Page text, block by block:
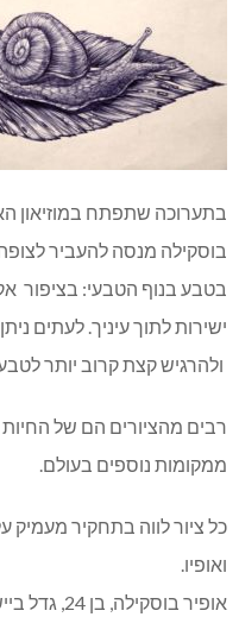
בתערוכה שתפתח במוזיאון
בוסקילה מנסה להעביר
בטבע בנוף הטבעי: בציפור
ישירות לתוך עיניך. לעתים
ולהרגיש קצת קרוב יותר
רבים מהציורים הם של
ממקומות נוספים בעולם.
כל ציור לווה בתחקיר מעמיק
ואופיו.
אופיר